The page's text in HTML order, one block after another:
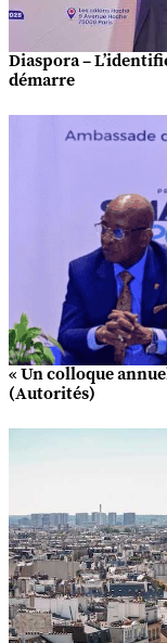
Diaspora –
démarre
« Un colloque
(Autorités)